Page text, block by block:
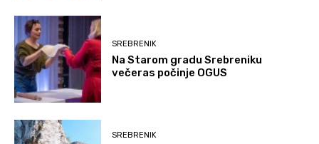
SREBRENIK
Na Starom gradu Srebreniku
večeras počinje OGUS
SREBRENIK